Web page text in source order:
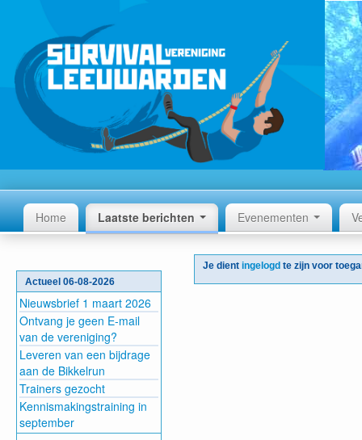
Home Laatste berichten Evenementen
Actueel 06-08-2026
Nieuwsbrief 1 maart 2026
Ontvang je geen E-mail
van de vereniging?
Leveren van een bijdrage
aan de Bikkelrun
Trainers gezocht
Kennismakingstraining in
september
Je dient ingelogd te zijn voor